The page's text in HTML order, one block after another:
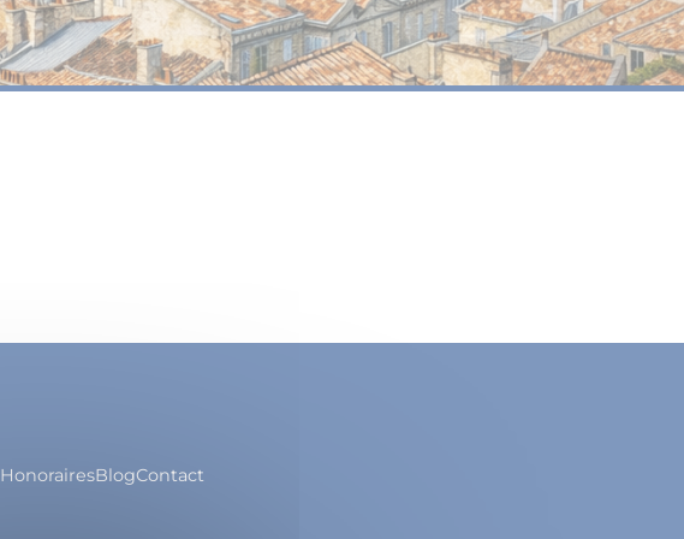
HonorairesBlogContact